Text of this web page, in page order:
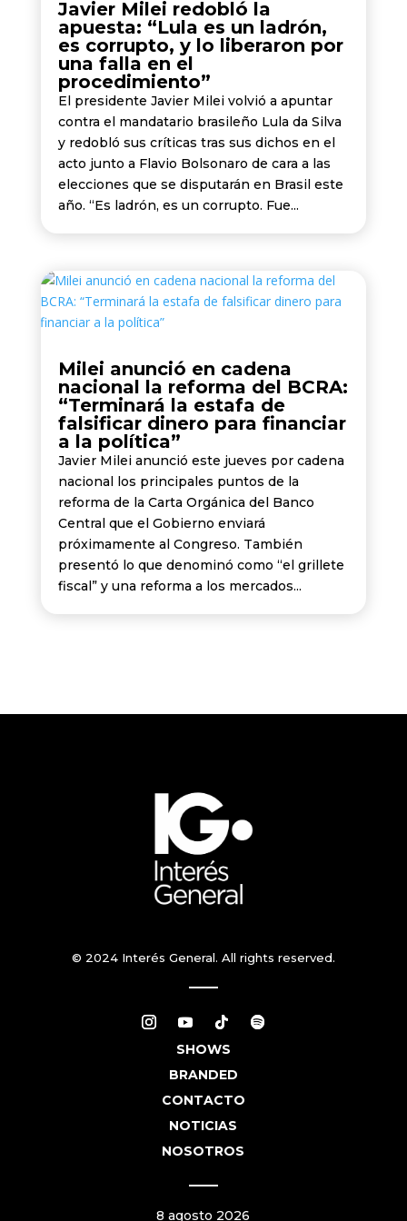
Javier Milei redobló la
apuesta: “Lula es un ladrón,
es corrupto, y lo liberaron por
una falla en el
procedimiento”
El presidente Javier Milei volvió a apuntar
contra el mandatario brasileño Lula da Silva
y redobló sus críticas tras sus dichos en el
acto junto a Flavio Bolsonaro de cara a las
elecciones que se disputarán en Brasil este
año. “Es ladrón, es un corrupto. Fue...
Milei anunció en cadena
nacional la reforma del BCRA:
“Terminará la estafa de
falsificar dinero para financiar
a la política”
Javier Milei anunció este jueves por cadena
nacional los principales puntos de la
reforma de la Carta Orgánica del Banco
Central que el Gobierno enviará
próximamente al Congreso. También
presentó lo que denominó como “el grillete
fiscal” y una reforma a los mercados...
© 2024 Interés General. All rights reserved.
SHOWS
BRANDED
CONTACTO
NOTICIAS
NOSOTROS
8 agosto 2026